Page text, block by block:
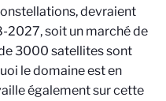
devraient
2027, soit un marché de
3000 satellites sont
le domaine est en
également sur cette